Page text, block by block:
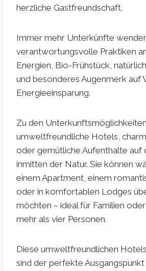
herzliche Gastfreundschaft.
Immer mehr Unterkünfte
verantwortungsvolle Praktiken
Energien, Bio-Frühstück,
und besonderes Augenmerk auf
Energieeinsparung.
Zu den
umweltfreundliche Hotels,
oder gemütliche Aufenthalte auf
inmitten der Natur. Sie können
einem Apartment, einem
oder in komfortablen Lodges
möchten – ideal für Familien
mehr als vier Personen.
Diese umweltfreundlichen
sind der perfekte